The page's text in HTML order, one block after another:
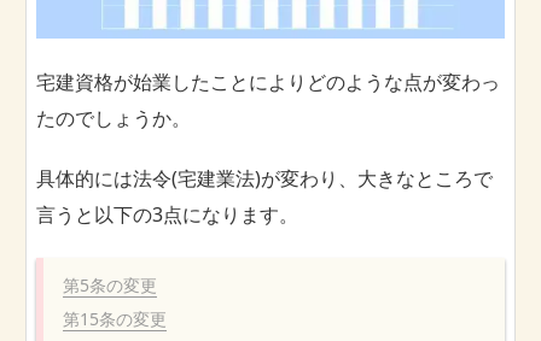
宅建資格が始業したことによりどのような点が変わっ
たのでしょうか。
具体的には法令(宅建業法)が変わり、大きなところで
言うと以下の3点になります。
第5条の変更
第15条の変更